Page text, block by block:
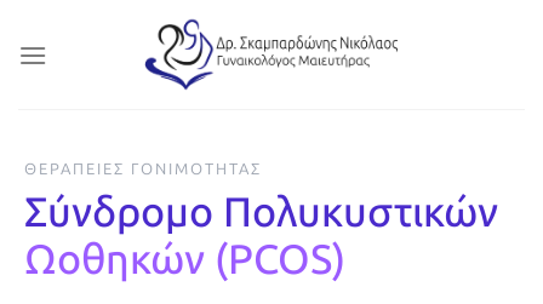
στο
ΘΕΡΑΠΕΊΕΣ ΓΟΝΙΜΌΤΗΤΑΣ
Σύνδρομο Πολυκυστικών
Ωοθηκών (PCOS)